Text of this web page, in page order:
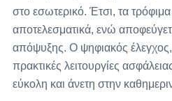
στο εσωτερικό. Έτσι, τα
αποτελεσματικά, ενώ
απόψυξης. Ο ψηφιακός
πρακτικές λειτουργίες
εύκολη και άνετη στην